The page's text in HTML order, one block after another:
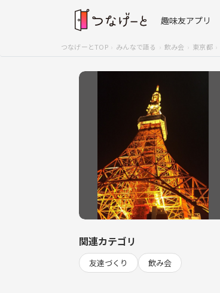
趣味友アプリ
つなげーとTOP みんなで語る 飲み会 東京都
関連カテゴリ
友達づくり 飲み会